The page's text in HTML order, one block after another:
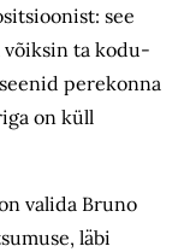
see
võiksin ta kodu­
perekonna
on küll
valida Bruno
läbi